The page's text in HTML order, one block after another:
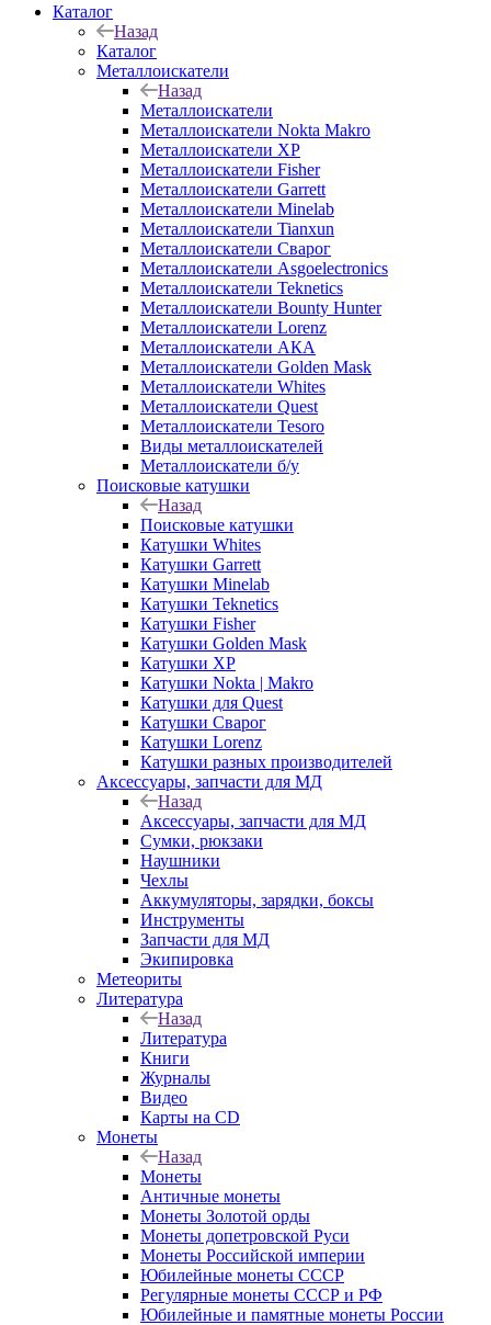
Каталог
Назад
Каталог
Металлоискатели
Назад
Металлоискатели
Металлоискатели Nokta Makro
Металлоискатели XP
Металлоискатели Fisher
Металлоискатели Garrett
Металлоискатели Minelab
Металлоискатели Tianxun
Металлоискатели Сварог
Металлоискатели Asgoelectronics
Металлоискатели Teknetics
Металлоискатели Bounty Hunter
Металлоискатели Lorenz
Металлоискатели АКА
Металлоискатели Golden Mask
Металлоискатели Whites
Металлоискатели Quest
Металлоискатели Tesoro
Виды металлоискателей
Металлоискатели б/у
Поисковые катушки
Назад
Поисковые катушки
Катушки Whites
Катушки Garrett
Катушки Minelab
Катушки Teknetics
Катушки Fisher
Катушки Golden Mask
Катушки XP
Катушки Nokta | Makro
Катушки для Quest
Катушки Сварог
Катушки Lorenz
Катушки разных производителей
Аксессуары, запчасти для МД
Назад
Аксессуары, запчасти для МД
Сумки, рюкзаки
Наушники
Чехлы
Аккумуляторы, зарядки, боксы
Инструменты
Запчасти для МД
Экипировка
Метеориты
Литература
Назад
Литература
Книги
Журналы
Видео
Карты на CD
Монеты
Назад
Монеты
Античные монеты
Монеты Золотой орды
Монеты допетровской Руси
Монеты Российской империи
Юбилейные монеты СССР
Регулярные монеты СССР и РФ
Юбилейные и памятные монеты России